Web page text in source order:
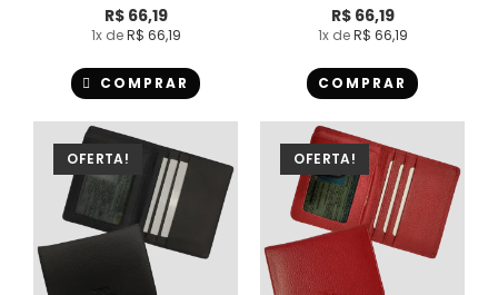
R$66,19
1x deR$ 66,19
COMPRAR
R$66,19
1x deR$ 66,19
COMPRAR
OFERTA! OFERTA!